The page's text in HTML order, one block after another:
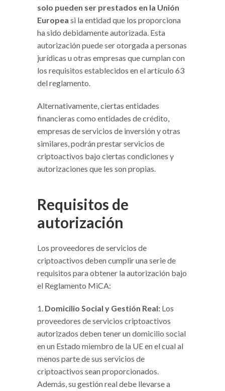
solo pueden ser prestados en la Unión
Europea si la entidad que los proporciona
ha sido debidamente autorizada. Esta
autorización puede ser otorgada a personas
jurídicas u otras empresas que cumplan con
los requisitos establecidos en el artículo 63
del reglamento.
Alternativamente, ciertas entidades
financieras como entidades de crédito,
empresas de servicios de inversión y otras
similares, podrán prestar servicios de
criptoactivos bajo ciertas condiciones y
autorizaciones que les son propias.
Requisitos de
autorización
Los proveedores de servicios de
criptoactivos deben cumplir una serie de
requisitos para obtener la autorización bajo
el Reglamento MiCA:
Domicilio Social y Gestión Real: Los
proveedores de servicios criptoactivos
autorizados deben tener un domicilio social
en un Estado miembro de la UE en el cual al
menos parte de sus servicios de
criptoactivos sean proporcionados.
Además, su gestión real debe llevarse a